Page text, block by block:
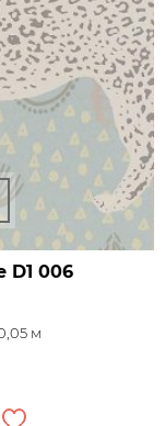
D1 006
м